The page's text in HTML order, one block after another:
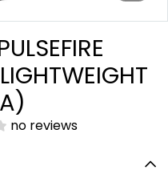
no reviews